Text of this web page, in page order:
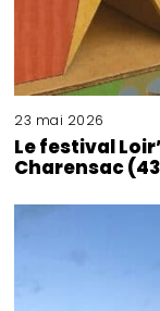
23 mai 2026
Le festival
Charensac